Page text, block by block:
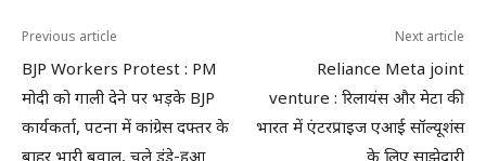
Previous article
BJP Workers Protest : PM
मोदी को गाली देने पर भड़के BJP
कार्यकर्ता, पटना में कांग्रेस दफ्तर के
बाहर भारी बवाल, चले डंडे-हुआ
Next article
Reliance Meta joint
venture : रिलायंस और मेटा की
भारत में एंटरप्राइज एआई सॉल्यूशंस
के लिए साझेदारी